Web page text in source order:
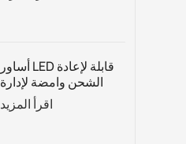
أساور LED قابلة لإعادة
الشحن وامضة لإدارة
الوقت لحديقة
الترامبولين
اقرأ المزيد